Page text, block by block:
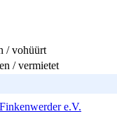
/ vohüürt
/ vermietet
e.V.